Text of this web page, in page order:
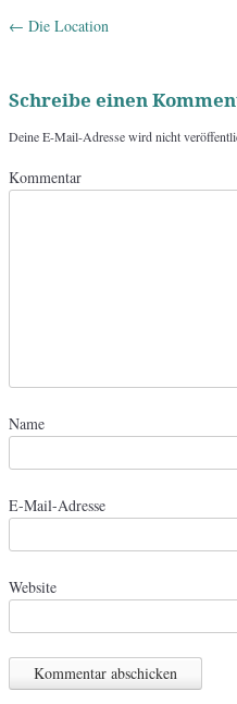
Artikel-Navigation
← Die Location
Schreibe einen
Deine E-Mail-Adresse wird nicht
Kommentar
Name
E-Mail-Adresse
Website